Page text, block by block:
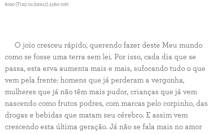
8000 (Tim) ou (0xx47) 3360-7167
O joio cresceu rápido, querendo fazer deste Meu mundo
como se fosse uma terra sem lei. Por isso, cada dia que se
passa, esta erva aumenta mais e mais, sufocando tudo o que
vem pela frente: homens que já perderam a vergonha,
mulheres que já não têm mais pudor, crianças que já vem
nascendo como frutos podres, com marcas pelo corpinho, das
drogas e bebidas que matam seu cérebro. E assim vem
crescendo esta última geração. Já não se fala mais no amor